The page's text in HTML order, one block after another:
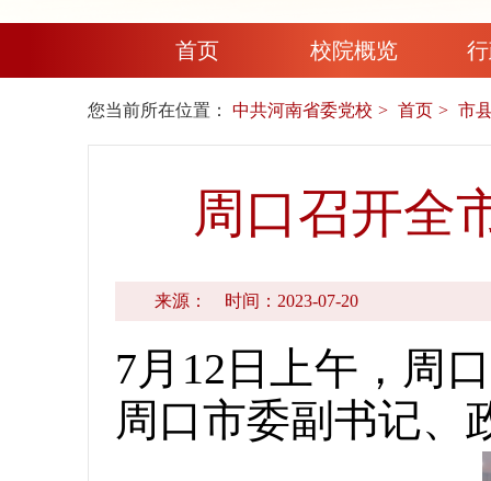
首页 校院概览
您当前所在位置： 中共河南省委党校 首页 市
周口召开全
来源： 时间：2023-07-20
7月12日上午，周
周口市委副书记、